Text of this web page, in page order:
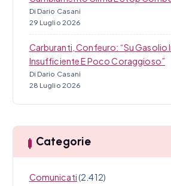
Di Dario Casani
29 Luglio 2026
Carburanti, Confeuro: “Su Gasolio
Insufficiente E Poco Coraggioso”
Di Dario Casani
28 Luglio 2026
Categorie
Comunicati(2.412)